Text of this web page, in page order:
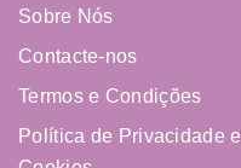
Sobre Nós
Contacte-nos
Termos e Condições
Política de Privacidade e